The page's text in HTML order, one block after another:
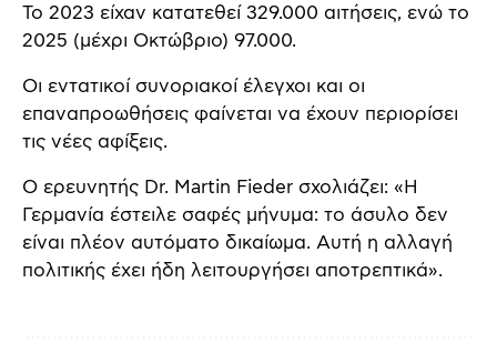
Το 2023 είχαν κατατεθεί 329.000 αιτήσεις, ενώ το
2025 (μέχρι Οκτώβριο) 97.000.
Οι εντατικοί συνοριακοί έλεγχοι και οι
επαναπροωθήσεις φαίνεται να έχουν περιορίσει
τις νέες αφίξεις.
Ο ερευνητής Dr. Martin Fieder σχολιάζει: «Η
Γερμανία έστειλε σαφές μήνυμα: το άσυλο δεν
είναι πλέον αυτόματο δικαίωμα. Αυτή η αλλαγή
πολιτικής έχει ήδη λειτουργήσει αποτρεπτικά».